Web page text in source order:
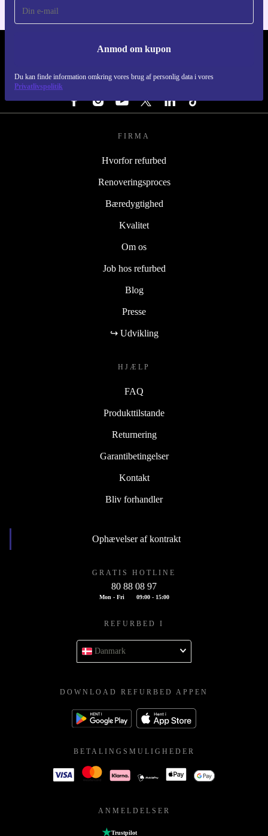
Anmod om kupon
Du kan finde information omkring vores brug af personlig data i vores
Privatlivspolitik
REFURBED DANMARK - RETHINK NEW.
FØLG OS
FIRMA
Hvorfor refurbed
Renoveringsproces
Bæredygtighed
Kvalitet
Om os
Job hos refurbed
Blog
Presse
↪ Udvikling
HJÆLP
FAQ
Produkttilstande
Returnering
Garantibetingelser
Kontakt
Bliv forhandler
Ophævelser af kontrakt
GRATIS HOTLINE
80 88 08 97
Mon - Fri 09:00 - 15:00
REFURBED I
Danmark
DOWNLOAD REFURBED APPEN
BETALINGSMULIGHEDER
ANMELDELSER
Trustpilot